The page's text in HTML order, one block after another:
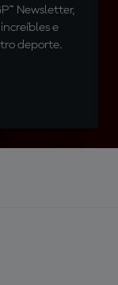
Newsletter,
e
deporte.